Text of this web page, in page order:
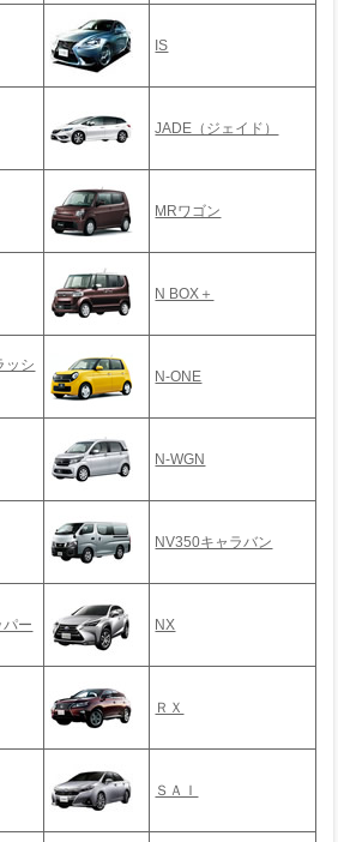
IS
JADE（ジェイド）
MRワゴン
N BOX＋
ッシ
N-ONE
N-WGN
NV350キャラバン
パー NX
ＲＸ
ＳＡＩ